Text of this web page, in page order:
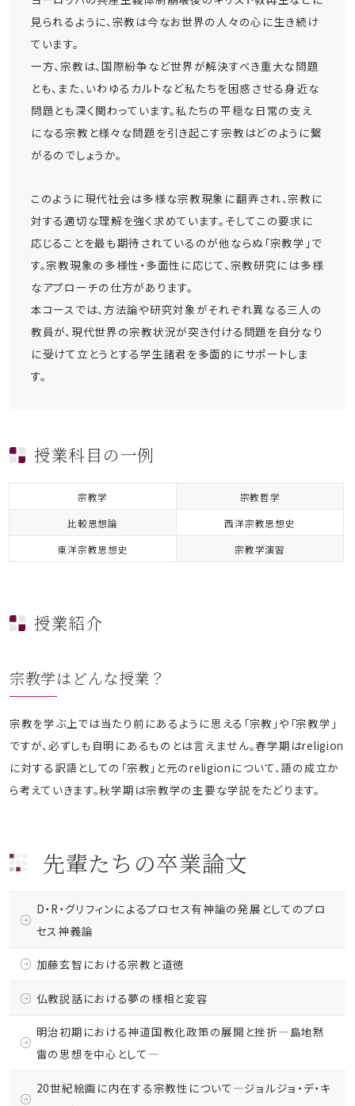
見られるように、宗教は今なお世界の人々の心に生き続け
ています。
一方、宗教は、国際紛争など世界が解決すべき重大な問題
とも、また、いわゆるカルトなど私たちを困惑させる身近な
問題とも深く関わっています。私たちの平穏な日常の支え
になる宗教と様々な問題を引き起こす宗教はどのように繋
がるのでしょうか。
このように現代社会は多様な宗教現象に翻弄され、宗教に
対する適切な理解を強く求めています。そしてこの要求に
応じることを最も期待されているのが他ならぬ「宗教学」で
す。宗教現象の多様性・多面性に応じて、宗教研究には多様
なアプローチの仕方があります。
本コースでは、方法論や研究対象がそれぞれ異なる三人の
教員が、現代世界の宗教状況が突き付ける問題を自分なり
に受けて立とうとする学生諸君を多面的にサポートしま
す。
授業科目の一例
宗教学
宗教哲学
比較思想論
西洋宗教思想史
東洋宗教思想史
宗教学演習
授業紹介
宗教学はどんな授業？
宗教を学ぶ上では当たり前にあるように思える「宗教」や「宗教学」
ですが、必ずしも自明にあるものとは言えません。春学期はreligion
に対する訳語としての「宗教」と元のreligionについて、語の成立か
ら考えていきます。秋学期は宗教学の主要な学説をたどります。
先輩たちの卒業論文
D・R・グリフィンによるプロセス有神論の発展としてのプロ
セス神義論
加藤玄智における宗教と道徳
仏教説話における夢の様相と変容
明治初期における神道国教化政策の展開と挫折―島地黙
雷の思想を中心として―
20世紀絵画に内在する宗教性について―ジョルジョ・デ・キ